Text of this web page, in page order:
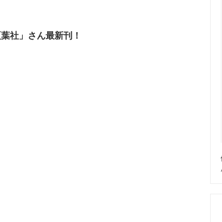
社」さん最新刊！